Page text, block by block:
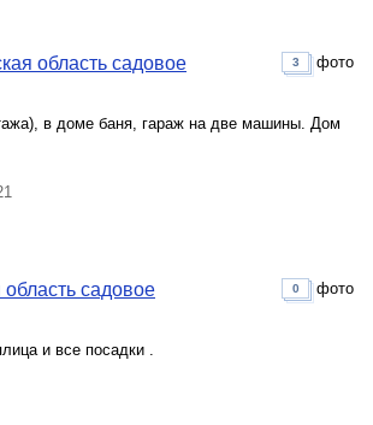
область садовое
в доме баня, гараж на две машины. Дом
3 фото
садовое
и все посадки .
0 фото